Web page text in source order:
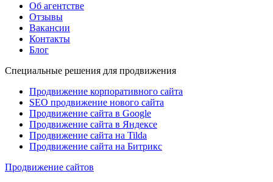
Об агентстве
Отзывы
Вакансии
Контакты
Блог
Специальные решения для продвижения
Продвижение корпоративного сайта
SEO продвижение нового сайта
Продвижение сайта в Google
Продвижение сайта в Яндексе
Продвижение сайта на Tilda
Продвижение сайта на Битрикс
Продвижение сайтов